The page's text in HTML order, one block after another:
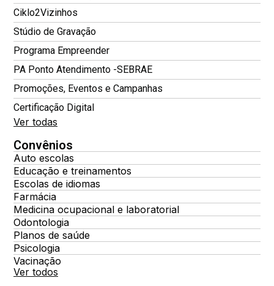
Ciklo2Vizinhos
Stúdio de Gravação
Programa Empreender
PA Ponto Atendimento -SEBRAE
Promoções, Eventos e Campanhas
Certificação Digital
Ver todas
Convênios
Auto escolas
Educação e treinamentos
Escolas de idiomas
Farmácia
Medicina ocupacional e laboratorial
Odontologia
Planos de saúde
Psicologia
Vacinação
Ver todos